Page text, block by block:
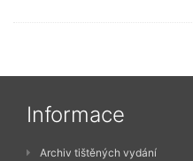
Informace
Archiv tištěných vydání